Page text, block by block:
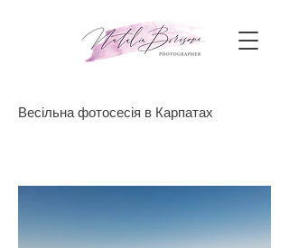
Весільна фотосесія в Карпатах